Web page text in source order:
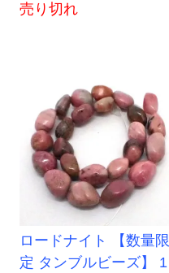
売り切れ
ロードナイト 【数量限
定 タンブルビーズ】 1